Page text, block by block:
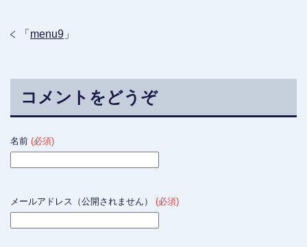
「 menu9 」
コメントをどうぞ
名前 (必須)
メールアドレス（公開されません） (必須)